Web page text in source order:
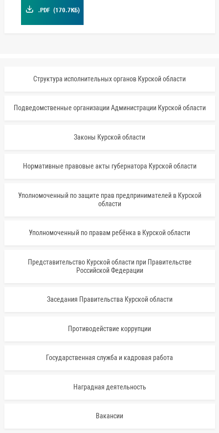
.PDF (170.7КБ)
Структура исполнительных органов Курской области
Подведомственные организации Администрации Курской области
Законы Курской области
Нормативные правовые акты губернатора Курской области
Уполномоченный по защите прав предпринимателей в Курской
области
Уполномоченный по правам ребёнка в Курской области
Представительство Курской области при Правительстве
Российской Федерации
Заседания Правительства Курской области
Противодействие коррупции
Государственная служба и кадровая работа
Наградная деятельность
Вакансии